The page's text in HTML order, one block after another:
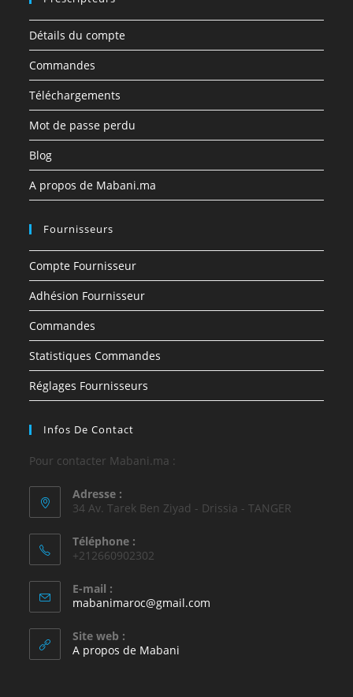
Détails du compte
Commandes
Téléchargements
Mot de passe perdu
Blog
A propos de Mabani.ma
Fournisseurs
Compte Fournisseur
Adhésion Fournisseur
Commandes
Statistiques Commandes
Réglages Fournisseurs
Infos De Contact
Pour contacter Mabani.ma :
Adresse :
34 Av. Tarek Ben Ziyad - Drissia - TANGER
Téléphone :
+212660902302
E-mail :
mabanimaroc@gmail.com
Site web :
A propos de Mabani